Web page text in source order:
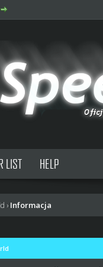
LIST HELP
› Informacja